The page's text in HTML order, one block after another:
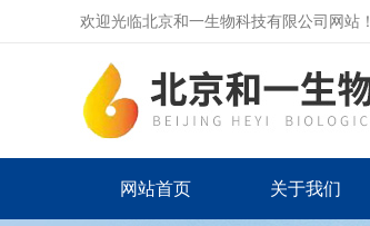
欢迎光临北京和一生物科技有限公司网站！
网站首页 关于我们